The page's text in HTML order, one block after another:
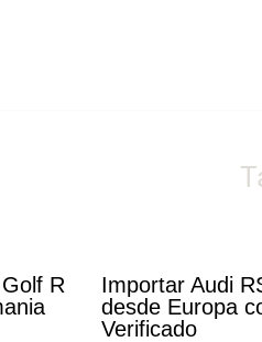
R
Importar Audi
desde Europa
Verificado